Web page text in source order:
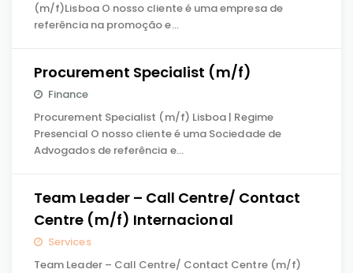
(m/f)Lisboa O nosso cliente é uma empresa de
referência na promoção e…
Procurement Specialist (m/f)
Finance
Procurement Specialist (m/f) Lisboa | Regime
Presencial O nosso cliente é uma Sociedade de
Advogados de referência e…
Team Leader – Call Centre/ Contact
Centre (m/f) Internacional
Services
Team Leader – Call Centre/ Contact Centre (m/f)